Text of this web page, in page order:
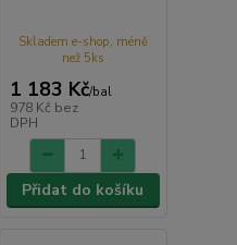
1 183 Kč/bal
978 Kč bez
DPH
Skladem e-shop, méně
než 5ks
Přidat do košíku